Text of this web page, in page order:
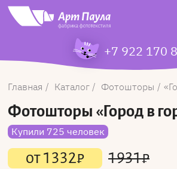
+7 922 170
Главная Каталог Фотошторы
Фотошторы «Город в
Купили 725 человек
от1332₽ 1931₽